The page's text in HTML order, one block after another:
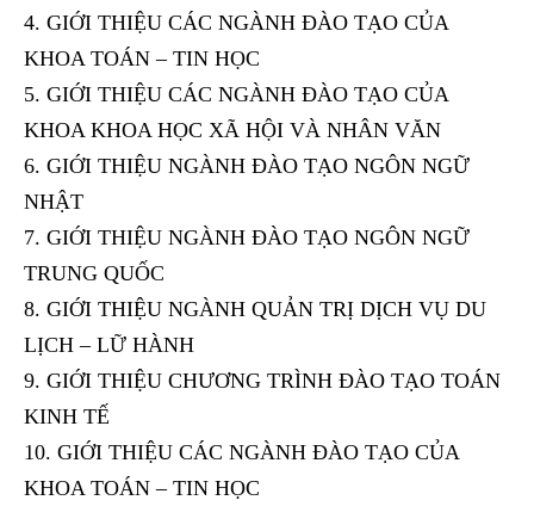
GIỚI THIỆU CÁC NGÀNH ĐÀO TẠO CỦA
KHOA TOÁN – TIN HỌC
GIỚI THIỆU CÁC NGÀNH ĐÀO TẠO CỦA
KHOA KHOA HỌC XÃ HỘI VÀ NHÂN VĂN
GIỚI THIỆU NGÀNH ĐÀO TẠO NGÔN NGỮ
NHẬT
GIỚI THIỆU NGÀNH ĐÀO TẠO NGÔN NGỮ
TRUNG QUỐC
GIỚI THIỆU NGÀNH QUẢN TRỊ DỊCH VỤ DU
LỊCH – LỮ HÀNH
GIỚI THIỆU CHƯƠNG TRÌNH ĐÀO TẠO TOÁN
KINH TẾ
GIỚI THIỆU CÁC NGÀNH ĐÀO TẠO CỦA
KHOA TOÁN – TIN HỌC